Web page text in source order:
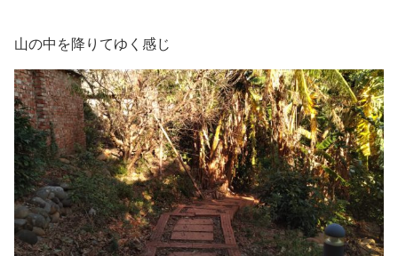
山の中を降りてゆく感じ